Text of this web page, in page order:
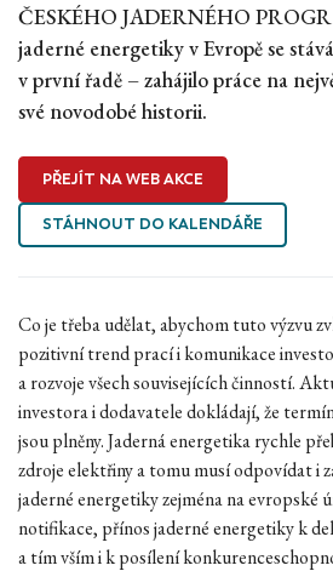
ČESKÉHO JADERNÉHO
jaderné energetiky v Evropě se
v první řadě – zahájilo práce na
své novodobé historii.
PŘEJÍT NA WEB AKCE
STÁHNOUT DO KALENDÁŘE
Co je třeba udělat, abychom tuto výzvu
pozitivní trend prací i komunikace
a rozvoje všech souvisejících činností.
investora i dodavatele dokládají, že
jsou plněny. Jaderná energetika rychle
zdroje elektřiny a tomu musí odpovídat i
jaderné energetiky zejména na evropské
notifikace, přínos jaderné energetiky k
a tím vším i k posílení